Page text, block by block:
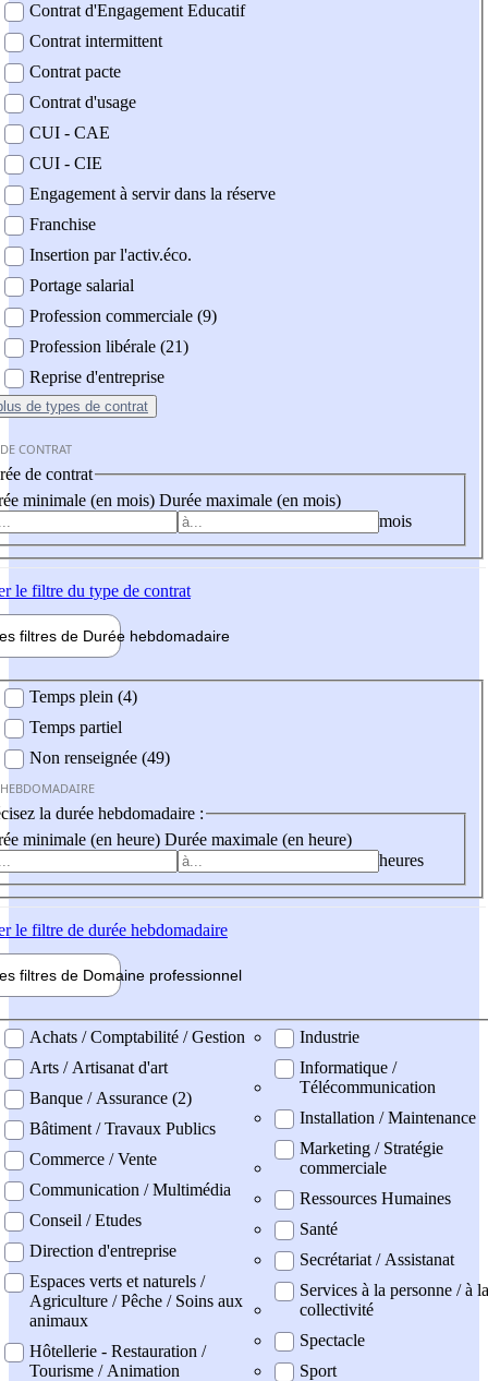
Contrat d'Engagement Educatif
Contrat intermittent
Contrat pacte
Contrat d'usage
CUI - CAE
CUI - CIE
Engagement à servir dans la réserve
Franchise
Insertion par l'activ.éco.
Portage salarial
Profession commerciale (9)
Profession libérale (21)
Reprise d'entreprise
de types de contrat
CONTRAT
de contrat
minimale (en mois) Durée maximale (en mois)
mois
le filtre du type de contrat
filtres de Durée hebdomadaire
Temps plein (4)
Temps partiel
Non renseignée (49)
la durée hebdomadaire :
minimale (en heure) Durée maximale (en heure)
heures
le filtre de durée hebdomadaire
filtres de Domaine professionnel
professionel
Achats / Comptabilité / Gestion
Arts / Artisanat d'art
Banque / Assurance (2)
Bâtiment / Travaux Publics
Commerce / Vente
Communication / Multimédia
Conseil / Etudes
Direction d'entreprise
Espaces verts et naturels /
Agriculture / Pêche / Soins aux
animaux
Hôtellerie - Restauration /
Tourisme / Animation
Industrie
Informatique /
Télécommunication
Installation / Maintenance
Marketing / Stratégie
commerciale
Ressources Humaines
Santé
Secrétariat / Assistanat
Services à la personne / à la
collectivité
Spectacle
Sport